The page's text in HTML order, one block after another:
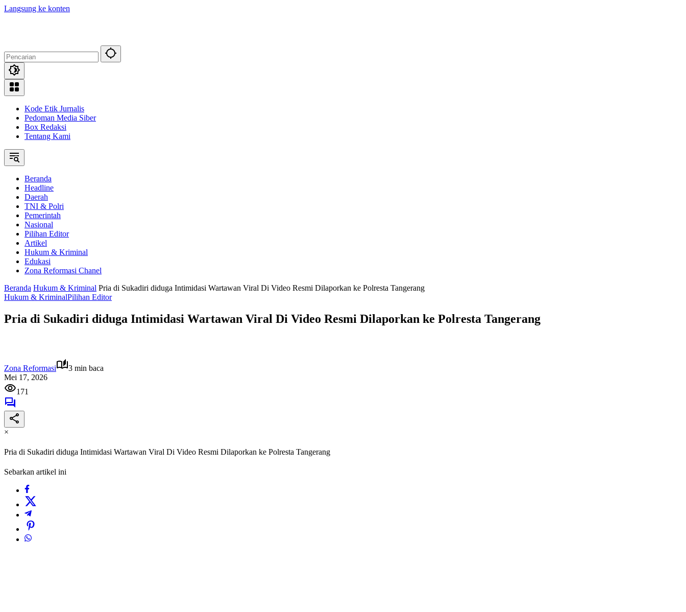
Langsung ke konten
Kode Etik Jurnalis
Pedoman Media Siber
Box Redaksi
Tentang Kami
Beranda
Headline
Daerah
TNI & Polri
Pemerintah
Nasional
Pilihan Editor
Artikel
Hukum & Kriminal
Edukasi
Zona Reformasi Chanel
Beranda Hukum & Kriminal Pria di Sukadiri diduga Intimidasi Wartawan Viral Di Video Resmi Dilaporkan ke Polresta Tangerang
Hukum & KriminalPilihan Editor
Pria di Sukadiri diduga Intimidasi Wartawan Viral Di Video Resmi Dilaporkan ke Polresta Tangerang
Zona Reformasi
3 min baca
Mei 17, 2026
171
×
Pria di Sukadiri diduga Intimidasi Wartawan Viral Di Video Resmi Dilaporkan ke Polresta Tangerang
Sebarkan artikel ini